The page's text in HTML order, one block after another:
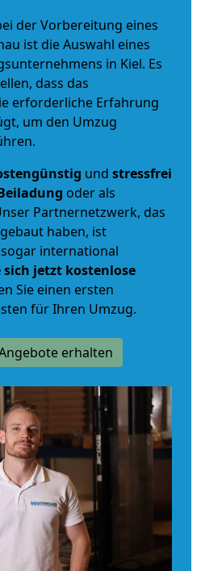
der Vorbereitung eines
ist die Auswahl eines
in Kiel. Es
dass das
erforderliche Erfahrung
um den Umzug
und stressfrei
oder als
Partnernetzwerk, das
haben, ist
international
sich jetzt kostenlose
Sie einen ersten
für Ihren Umzug.
erhalten